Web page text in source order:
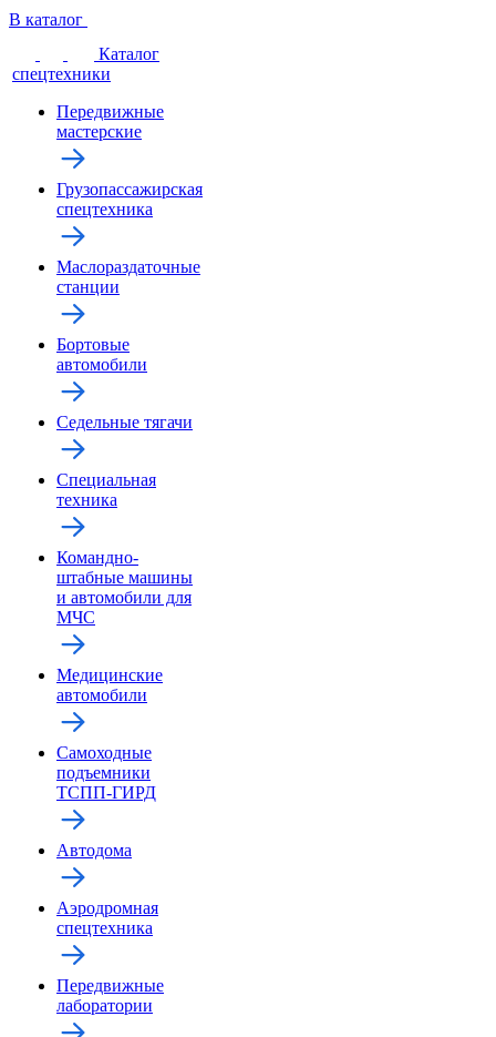
В каталог
Каталог
спецтехники
Передвижные
мастерские
Грузопассажирская
спецтехника
Маслораздаточные
станции
Бортовые
автомобили
Седельные тягачи
Специальная
техника
Командно-
штабные машины
и автомобили для
МЧС
Медицинские
автомобили
Самоходные
подъемники
ТСПП-ГИРД
Автодома
Аэродромная
спецтехника
Передвижные
лаборатории